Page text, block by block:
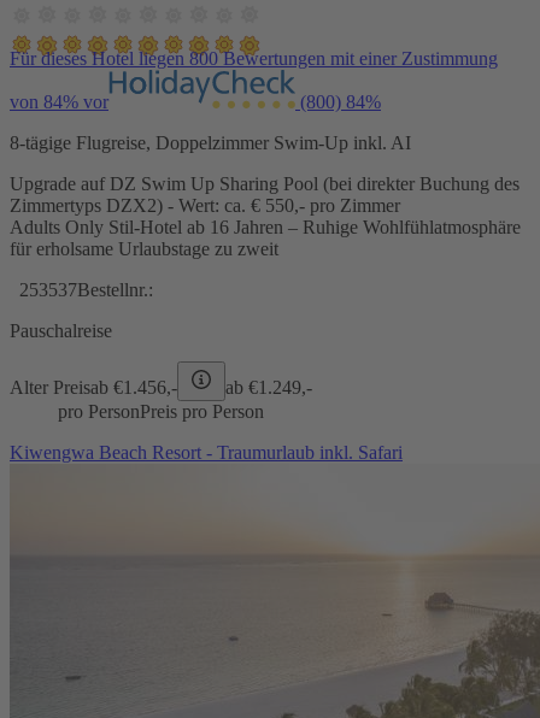
Für dieses Hotel liegen 800 Bewertungen mit einer Zustimmung
von 84% vor (800) 84%
8-tägige Flugreise, Doppelzimmer Swim-Up inkl. AI
Upgrade auf DZ Swim Up Sharing Pool (bei direkter Buchung des
Zimmertyps DZX2) - Wert: ca. € 550,- pro Zimmer
Adults Only Stil-Hotel ab 16 Jahren – Ruhige Wohlfühlatmosphäre
für erholsame Urlaubstage zu zweit
253537Bestellnr.:
Pauschalreise
Alter Preisab €1.456,- ab €1.249,-
pro PersonPreis pro Person
Kiwengwa Beach Resort - Traumurlaub inkl. Safari